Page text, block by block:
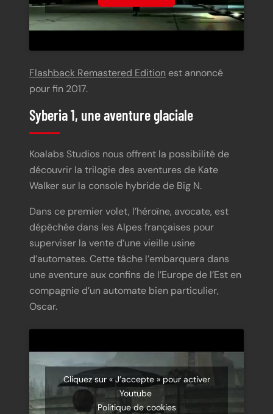
Flashback Remastered Edition est annoncé
pour fin 2017.
Syberia 1, une aventure glaciale
Koalabs Studios nous offrent la possibilité de
découvrir la trilogie des aventures de Kate
Walker sur la console hybride de Big N.
Dans ce premier volet, l’héroïne, avocate, est
dépêchée dans les Alpes françaises pour
superviser la vente d’une vieille usine
d’automates. Cette tâche l’embarquera dans
une aventure aux confins de l’Europe de l’Est en
compagnie d’un automate bien particulier,
Oscar.
Cliquez sur « J’accepte » pour activer
Youtube
Politique de cookies